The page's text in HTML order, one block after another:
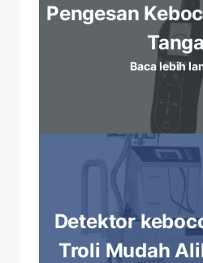
Pengesan
Baca lebih
Detektor
Troli Mudah